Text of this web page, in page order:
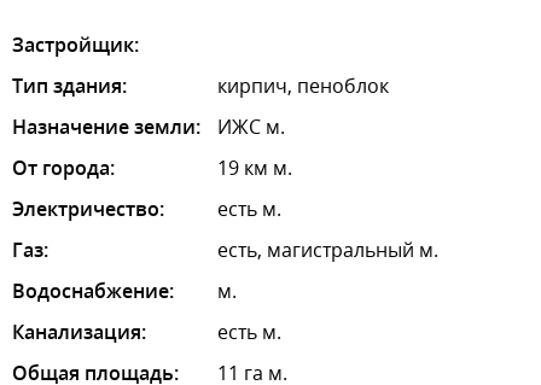
Застройщик:
Тип здания:
кирпич, пеноблок
Назначение земли:
ИЖС м.
От города:
19 км м.
Электричество:
есть м.
Газ:
есть, магистральный м.
Водоснабжение:
м.
Канализация:
есть м.
Общая площадь:
11 га м.